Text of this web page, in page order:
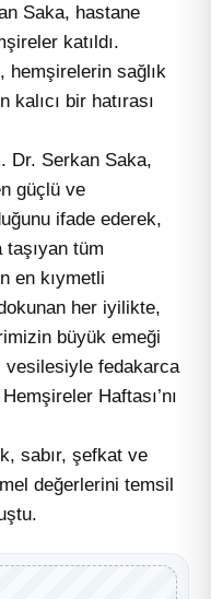
Saka, hastane
katıldı.
hemşirelerin sağlık
kalıcı bir hatırası
Dr. Serkan Saka,
güçlü ve
ifade ederek,
taşıyan tüm
en kıymetli
her iyilikte,
büyük emeği
vesilesiyle fedakarca
Haftası’nı
sabır, şefkat ve
değerlerini temsil